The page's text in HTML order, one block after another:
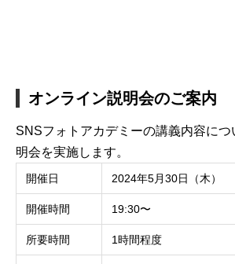
オンライン説明会のご案内
SNSフォトアカデミーの講義内容につ
明会を実施します。
開催日 2024年5月30日（木）
開催時間 19:30〜
所要時間 1時間程度